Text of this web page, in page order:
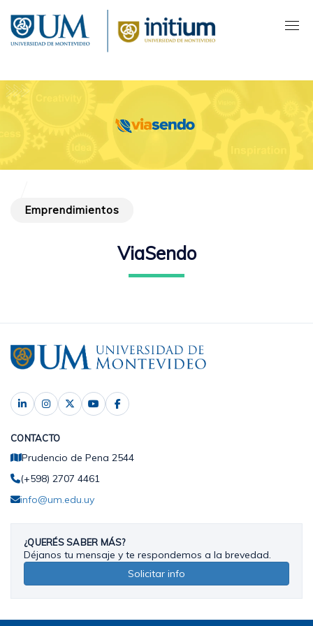
contenido
principal
Emprendimientos
ViaSendo
CONTACTO
Prudencio de Pena 2544
(+598) 2707 4461
info@um.edu.uy
¿QUERÉS SABER MÁS?
Déjanos tu mensaje y te respondemos a la brevedad.
Solicitar info